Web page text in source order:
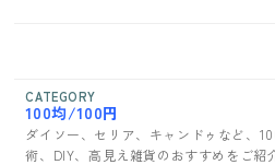
CATEGORY
100均/100円
ダイソー、セリア、キャンドゥなど、
術、DIY、高見え雑貨のおすすめをご紹